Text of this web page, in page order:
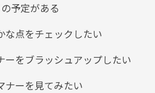
の予定がある
な点をチェックしたい
ーをブラッシュアップしたい
ナーを見てみたい